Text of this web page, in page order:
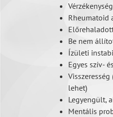
Rheumatoid
Be nem
Ízületi
Egyes szív-
lehet)
Legyengült,
Mentális